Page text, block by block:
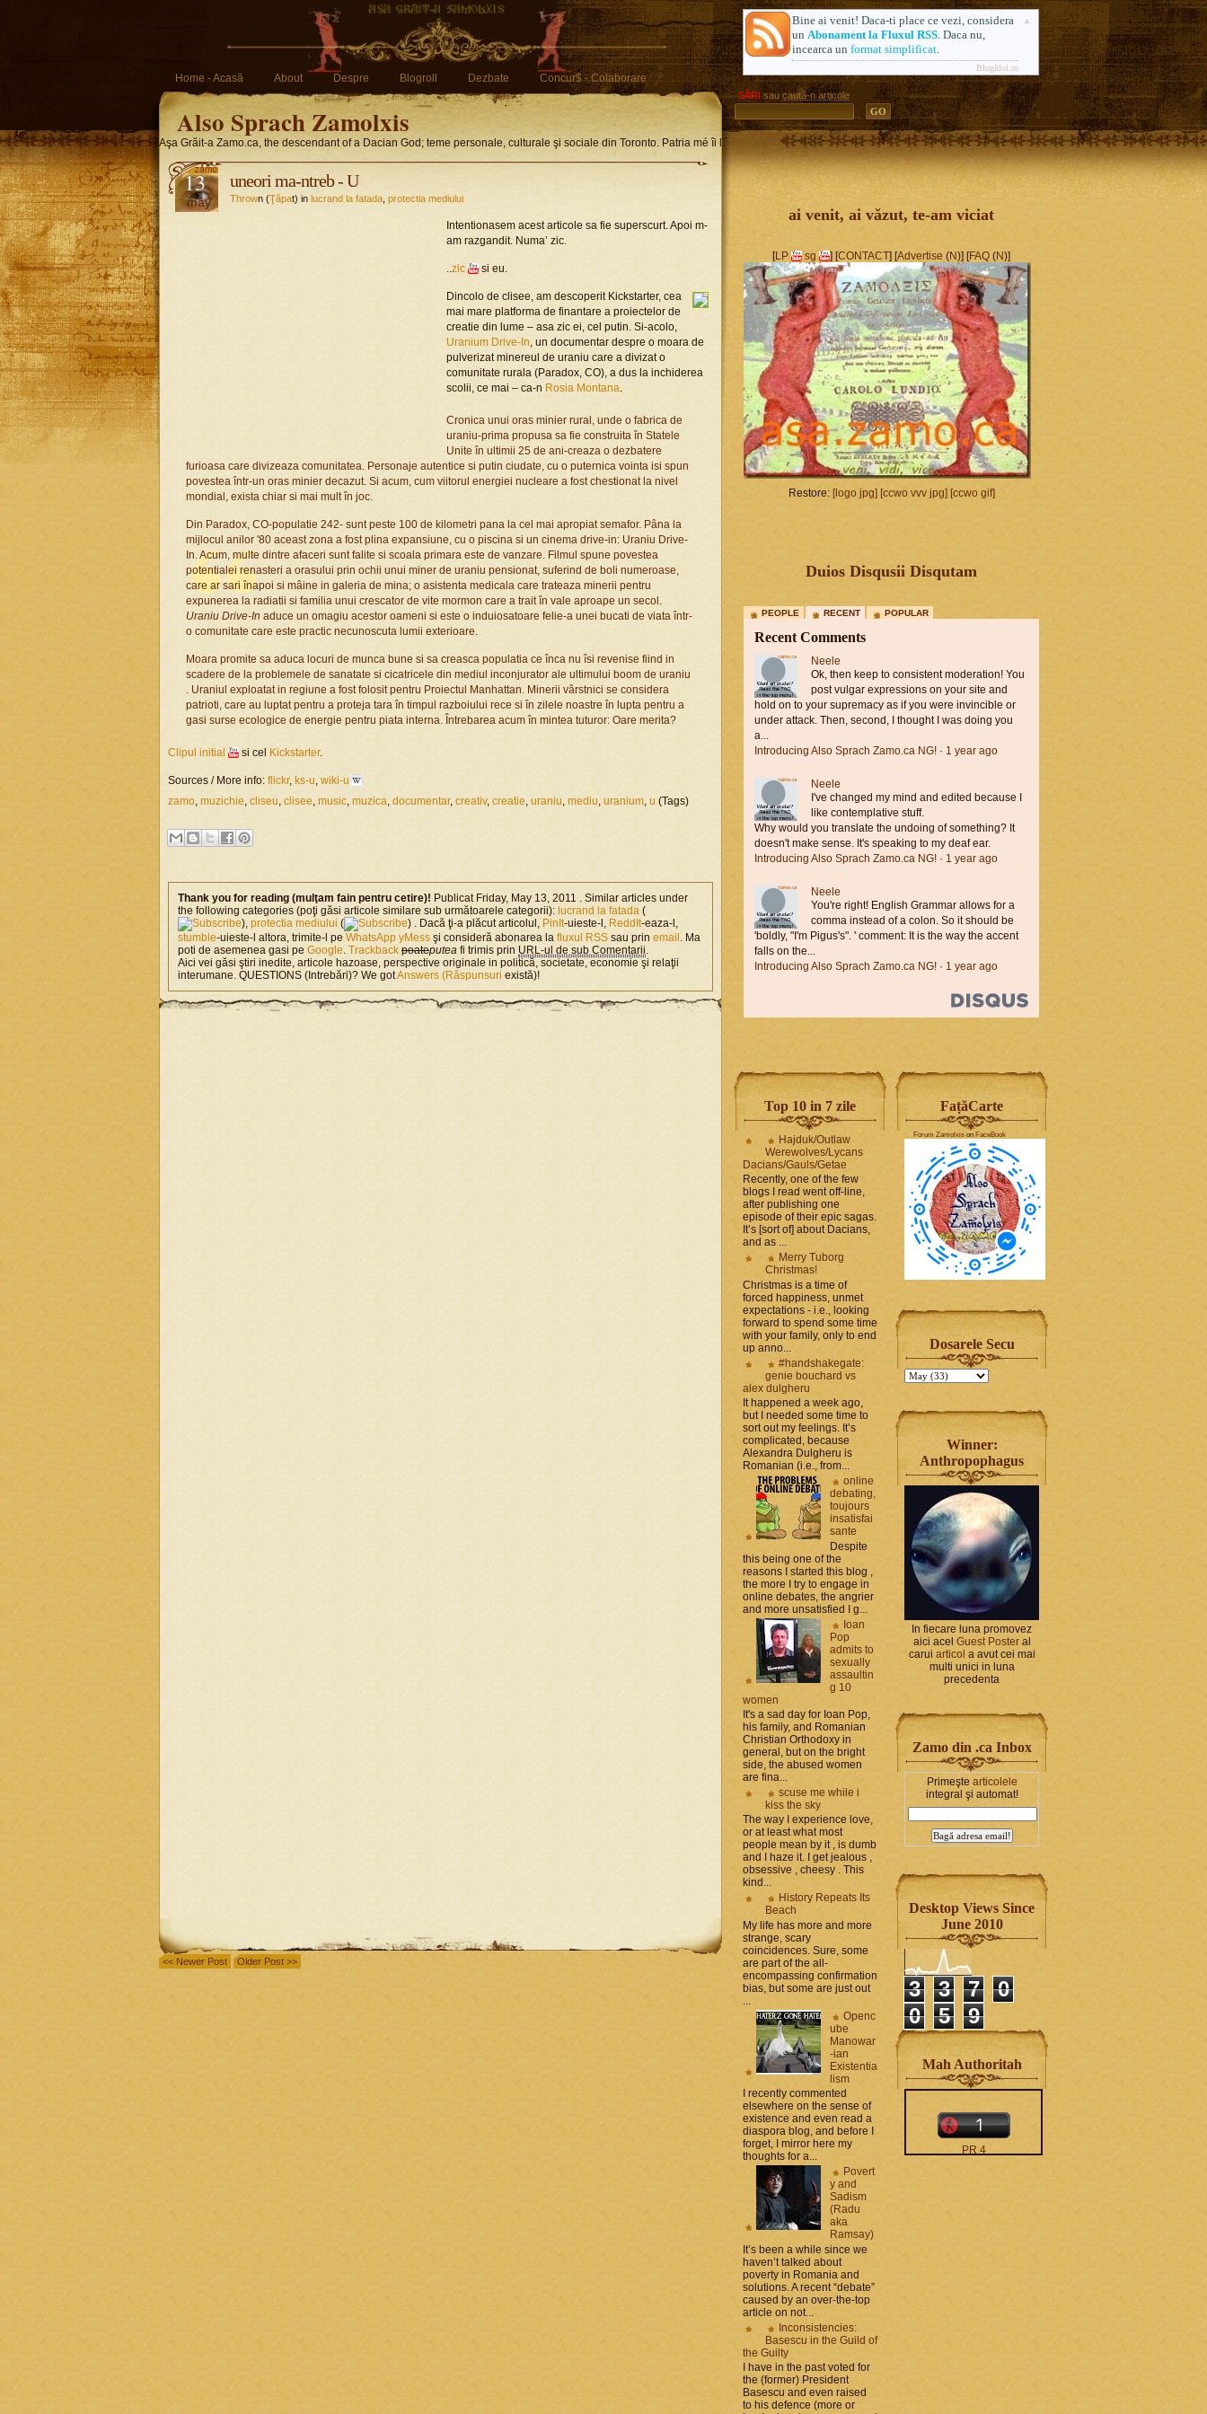
Home - Acasă About Despre Blogroll Dezbate Concur$ - Colaborare
Also Sprach Zamolxis
Aşa Grăit-a Zamo.ca, the descendant of a Dacian God; teme personale, culturale şi sociale din Toronto. Patria mé îi limba romgleză. Formerly AlsoSprachZamolxis.com
SĂRI sau caută-n articole
Bine ai venit! Daca-ti place ce vezi, considera
un Abonament la Fluxul RSS. Daca nu,
incearca un format simplificat.
BlogIdol.ro
13
may
uneori ma-ntreb - U
Thrown (Ţâpat) in lucrand la fatada protectia mediului
Intentionasem acest articole sa fie superscurt. Apoi m-
am razgandit. Numa’ zic.
..zic si eu.
Dincolo de clisee, am descoperit Kickstarter, cea
mai mare platforma de finantare a proiectelor de
creatie din lume – asa zic ei, cel putin. Si-acolo,
Uranium Drive-In, un documentar despre o moara de
pulverizat minereul de uraniu care a divizat o
comunitate rurala (Paradox, CO), a dus la inchiderea
scolii, ce mai – ca-n Rosia Montana.
Cronica unui oras minier rural, unde o fabrica de
uraniu-prima propusa sa fie construita în Statele
Unite în ultimii 25 de ani-creaza o dezbatere
furioasa care divizeaza comunitatea. Personaje autentice si putin ciudate, cu o puternica vointa isi spun
povestea într-un oras minier decazut. Si acum, cum viitorul energiei nucleare a fost chestionat la nivel
mondial, exista chiar si mai mult în joc.
Din Paradox, CO-populatie 242- sunt peste 100 de kilometri pana la cel mai apropiat semafor. Pâna la
mijlocul anilor '80 aceast zona a fost plina expansiune, cu o piscina si un cinema drive-in: Uraniu Drive-
In. Acum, multe dintre afaceri sunt falite si scoala primara este de vanzare. Filmul spune povestea
potentialei renasteri a orasului prin ochii unui miner de uraniu pensionat, suferind de boli numeroase,
care ar sari înapoi si mâine in galeria de mina; o asistenta medicala care trateaza minerii pentru
expunerea la radiatii si familia unui crescator de vite mormon care a trait în vale aproape un secol.
Uraniu Drive-In aduce un omagiu acestor oameni si este o induiosatoare felie-a unei bucati de viata într-
o comunitate care este practic necunoscuta lumii exterioare.
Moara promite sa aduca locuri de munca bune si sa creasca populatia ce înca nu îsi revenise fiind in
scadere de la problemele de sanatate si cicatricele din mediul inconjurator ale ultimului boom de uraniu
. Uraniul exploatat in regiune a fost folosit pentru Proiectul Manhattan. Minerii vârstnici se considera
patrioti, care au luptat pentru a proteja tara în timpul razboiului rece si în zilele noastre în lupta pentru a
gasi surse ecologice de energie pentru piata interna. Întrebarea acum în mintea tuturor: Oare merita?
Clipul initial si cel Kickstarter.
Sources / More info: flickr, ks-u, wiki-u
zamo, muzichie, cliseu, clisee, music, muzica, documentar, creativ, creatie, uraniu, mediu, uranium, u (Tags)
Thank you for reading (mulţam fain pentru cetire)! Publicat Friday, May 13, 2011 . Similar articles under
the following categories (poţi găsi articole similare sub următoarele categorii): lucrand la fatada (
), protectia mediului ( ) . Dacă ţi-a plăcut articolul, PinIt-uieste-l, ReddIt-eaza-l,
stumble-uieste-l altora, trimite-l pe WhatsApp yMess şi consideră abonarea la fluxul RSS sau prin email . Ma
poti de asemenea gasi pe Google. Trackback poateputea fi trimis prin URL-ul de sub Comentarii.
Aici vei găsi ştiri inedite, articole hazoase, perspective originale in politică, societate, economie şi relaţii
interumane. QUESTIONS (Intrebări)? We gotAnswers (Răspunsuri există)!
<< Newer Post Older Post >>
ai venit, ai văzut, te-am viciat
[LP sg ] [CONTACT] [Advertise (N)] [FAQ (N)]
Restore: [logo jpg] [ccwo vvv jpg] [ccwo gif]
Duios Disqusii Disqutam
PEOPLE RECENT POPULAR
Recent Comments
Neele
Ok, then keep to consistent moderation! You
post vulgar expressions on your site and
hold on to your supremacy as if you were invincible or
under attack. Then, second, I thought I was doing you
a...
Introducing Also Sprach Zamo.ca NG! · 1 year ago
Neele
I've changed my mind and edited because I
like contemplative stuff.
Why would you translate the undoing of something? It
doesn't make sense. It's speaking to my deaf ear.
Introducing Also Sprach Zamo.ca NG! · 1 year ago
Neele
You're right! English Grammar allows for a
comma instead of a colon. So it should be
'boldly, "I'm Pigus's". ' comment: It is the way the accent
falls on the...
Introducing Also Sprach Zamo.ca NG! · 1 year ago
Top 10 in 7 zile
Hajduk/Outlaw
Werewolves/Lycans
Dacians/Gauls/Getae
Recently, one of the few
blogs I read went off-line,
after publishing one
episode of their epic sagas.
It’s [sort of] about Dacians,
and as ...
Merry Tuborg
Christmas!
Christmas is a time of
forced happiness, unmet
expectations - i.e., looking
forward to spend some time
with your family, only to end
up anno...
#handshakegate:
genie bouchard vs
alex dulgheru
It happened a week ago,
but I needed some time to
sort out my feelings. It’s
complicated, because
Alexandra Dulgheru is
Romanian (i.e., from...
online
debating,
toujours
insatisfai
sante
Despite
this being one of the
reasons I started this blog ,
the more I try to engage in
online debates, the angrier
and more unsatisfied I g...
Ioan
Pop
admits to
sexually
assaultin
g 10
women
It's a sad day for Ioan Pop,
his family, and Romanian
Christian Orthodoxy in
general, but on the bright
side, the abused women
are fina...
scuse me while i
kiss the sky
The way I experience love,
or at least what most
people mean by it , is dumb
and I haze it. I get jealous ,
obsessive , cheesy . This
kind...
History Repeats Its
Beach
My life has more and more
strange, scary
coincidences. Sure, some
are part of the all-
encompassing confirmation
bias, but some are just out
Openc
ube
Manowar
-ian
Existentia
lism
I recently commented
elsewhere on the sense of
existence and even read a
diaspora blog, and before I
forget, I mirror here my
thoughts for a...
Povert
y and
Sadism
(Radu
aka
Ramsay)
It’s been a while since we
haven’t talked about
poverty in Romania and
solutions. A recent “debate”
caused by an over-the-top
article on not...
Inconsistencies:
Basescu in the Guild of
the Guilty
I have in the past voted for
the (former) President
Basescu and even raised
to his defence (more or
FaṭăCarte
Forum Zamolxis on FaceBook
Dosarele Secu
Winner:
Anthropophagus
In fiecare luna promovez
aici acel Guest Posteral
carui articol a avut cei mai
multi unici in luna
precedenta
Zamo din .ca Inbox
Primeşte articolele
integral şi automat!
Desktop Views Since
June 2010
3 3 7
0
0
5 9
Mah Authoritah
PR 4